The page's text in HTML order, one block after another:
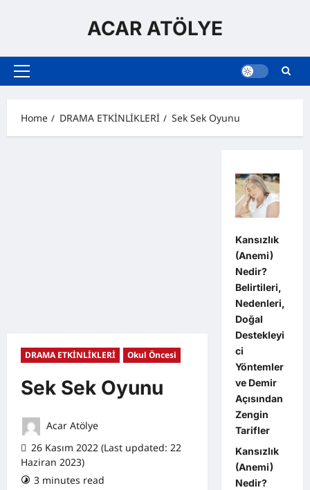
ACAR ATÖLYE
Primary
Home
DRAMA ETKİNLİKLERİ Sek Sek Oyunu
DRAMA ETKİNLİKLERİ Okul Öncesi
Sek Sek Oyunu
Acar Atölye
26 Kasım 2022 (Last updated: 22
Haziran 2023)
3 minutes read
Kansızlık
(Anemi)
Nedir?
Belirtileri,
Nedenleri,
Doğal
Destekleyi
ci
Yöntemler
ve Demir
Açısından
Zengin
Tarifler
Kansızlık
(Anemi)
Nedir?